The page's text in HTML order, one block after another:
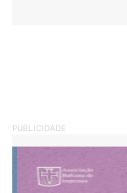
PUBLICIDADE